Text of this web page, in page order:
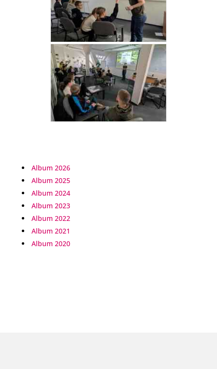
Album 2026
Album 2025
Album 2024
Album 2023
Album 2022
Album 2021
Album 2020